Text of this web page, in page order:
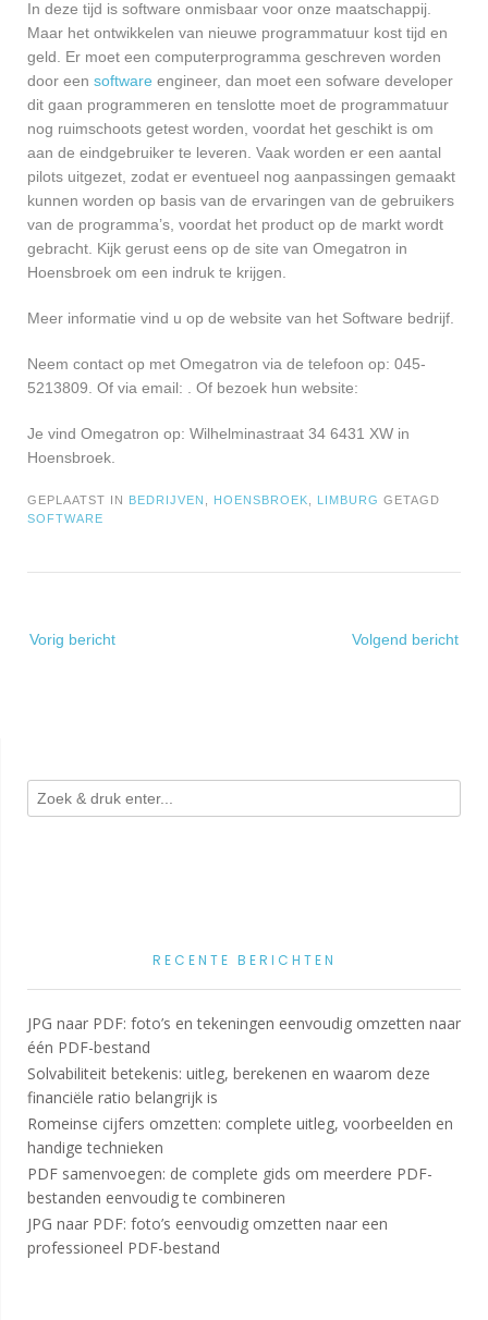
In deze tijd is software onmisbaar voor onze maatschappij.
Maar het ontwikkelen van nieuwe programmatuur kost tijd en
geld. Er moet een computerprogramma geschreven worden
door een software engineer, dan moet een sofware developer
dit gaan programmeren en tenslotte moet de programmatuur
nog ruimschoots getest worden, voordat het geschikt is om
aan de eindgebruiker te leveren. Vaak worden er een aantal
pilots uitgezet, zodat er eventueel nog aanpassingen gemaakt
kunnen worden op basis van de ervaringen van de gebruikers
van de programma’s, voordat het product op de markt wordt
gebracht. Kijk gerust eens op de site van Omegatron in
Hoensbroek om een indruk te krijgen.
Meer informatie vind u op de website van het Software bedrijf.
Neem contact op met Omegatron via de telefoon op: 045-
5213809. Of via email:
. Of bezoek hun website:
Je vind Omegatron op: Wilhelminastraat 34 6431 XW in
Hoensbroek.
GEPLAATST IN BEDRIJVEN HOENSBROEK LIMBURG GETAGD
SOFTWARE
navigatie
Vorig bericht Volgend bericht
RECENTE BERICHTEN
JPG naar PDF: foto’s en tekeningen eenvoudig omzetten naar
één PDF-bestand
Solvabiliteit betekenis: uitleg, berekenen en waarom deze
financiële ratio belangrijk is
Romeinse cijfers omzetten: complete uitleg, voorbeelden en
handige technieken
PDF samenvoegen: de complete gids om meerdere PDF-
bestanden eenvoudig te combineren
JPG naar PDF: foto’s eenvoudig omzetten naar een
professioneel PDF-bestand